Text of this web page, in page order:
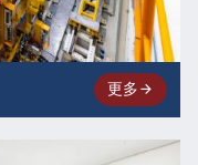
更多